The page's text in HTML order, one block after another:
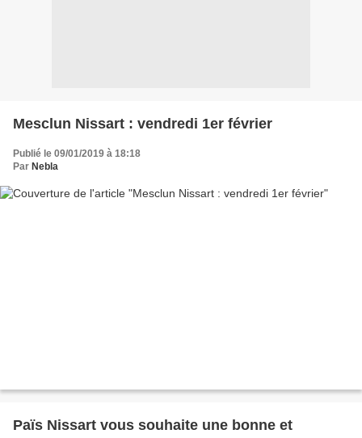
Mesclun Nissart : vendredi 1er février
Publié le 09/01/2019 à 18:18
Par Nebla
Païs Nissart vous souhaite une bonne et